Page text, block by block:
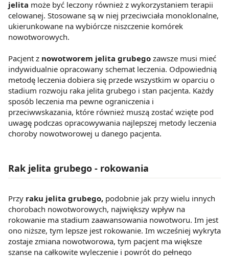
jelita może być leczony również z wykorzystaniem terapii
celowanej. Stosowane są w niej przeciwciała monoklonalne,
ukierunkowane na wybiórcze niszczenie komórek
nowotworowych.
Pacjent z nowotworem jelita grubego zawsze musi mieć
indywidualnie opracowany schemat leczenia. Odpowiednią
metodę leczenia dobiera się przede wszystkim w oparciu o
stadium rozwoju raka jelita grubego i stan pacjenta. Każdy
sposób leczenia ma pewne ograniczenia i
przeciwwskazania, które również muszą zostać wzięte pod
uwagę podczas opracowywania najlepszej metody leczenia
choroby nowotworowej u danego pacjenta.
Rak jelita grubego - rokowania
Przy raku jelita grubego, podobnie jak przy wielu innych
chorobach nowotworowych, największy wpływ na
rokowanie ma stadium zaawansowania nowotworu. Im jest
ono niższe, tym lepsze jest rokowanie. Im wcześniej wykryta
zostaje zmiana nowotworowa, tym pacjent ma większe
szanse na całkowite wyleczenie i powrót do pełnego